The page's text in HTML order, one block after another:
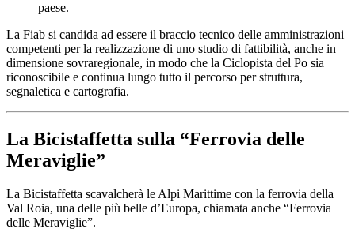
paese.
La Fiab si candida ad essere il braccio tecnico delle amministrazioni
competenti per la realizzazione di uno studio di fattibilità, anche in
dimensione sovraregionale, in modo che la Ciclopista del Po sia
riconoscibile e continua lungo tutto il percorso per struttura,
segnaletica e cartografia.
La Bicistaffetta sulla “Ferrovia delle
Meraviglie”
La Bicistaffetta scavalcherà le Alpi Marittime con la ferrovia della
Val Roia, una delle più belle d’Europa, chiamata anche “Ferrovia
delle Meraviglie”.